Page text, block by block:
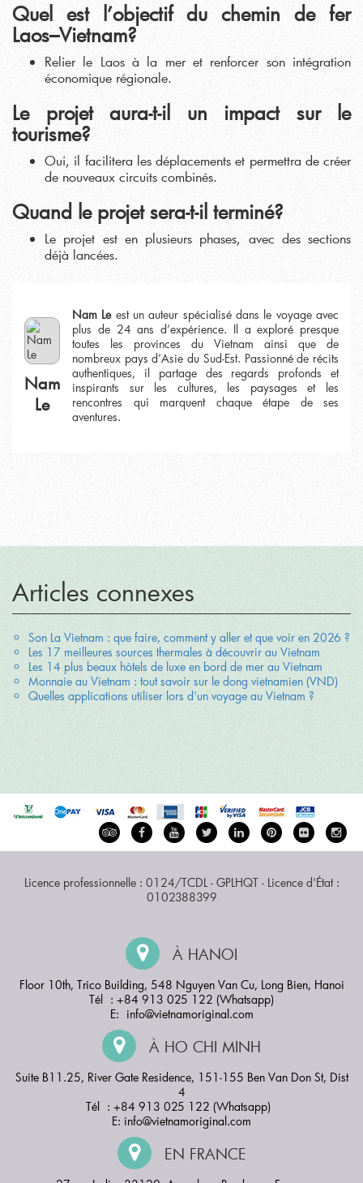
Quel est l’objectif du chemin de fer
Laos–Vietnam?
Relier le Laos à la mer et renforcer son intégration
économique régionale.
Le projet aura-t-il un impact sur le
tourisme?
Oui, il facilitera les déplacements et permettra de créer
de nouveaux circuits combinés.
Quand le projet sera-t-il terminé?
Le projet est en plusieurs phases, avec des sections
déjà lancées.
Nam
Le
Nam Leest un auteur spécialisé dans le voyage avec
plus de 24 ans d’expérience. Il a exploré presque
toutes les provinces du Vietnam ainsi que de
nombreux pays d’Asie du Sud-Est. Passionné de récits
authentiques, il partage des regards profonds et
inspirants sur les cultures, les paysages et les
rencontres qui marquent chaque étape de ses
aventures.
Articles connexes
Son La Vietnam : que faire, comment y aller et que voir en 2026 ?
Les 17 meilleures sources thermales à découvrir au Vietnam
Les 14 plus beaux hôtels de luxe en bord de mer au Vietnam
Monnaie au Vietnam : tout savoir sur le dong vietnamien (VND)
Quelles applications utiliser lors d'un voyage au Vietnam ?
Licence professionnelle : 0124/TCDL - GPLHQT - Licence d'État :
0102388399
À HANOI
Floor 10th, Trico Building, 548 Nguyen Van Cu, Long Bien, Hanoi
Tél : +84 913 025 122 (Whatsapp)
E: info@vietnamoriginal.com
À HO CHI MINH
Suite B11.25, River Gate Residence, 151-155 Ben Van Don St, Dist
4
Tél : +84 913 025 122 (Whatsapp)
E: info@vietnamoriginal.com
EN FRANCE